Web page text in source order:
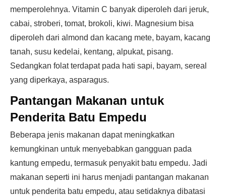
memperolehnya. Vitamin C banyak diperoleh dari jeruk,
cabai, stroberi, tomat, brokoli, kiwi. Magnesium bisa
diperoleh dari almond dan kacang mete, bayam, kacang
tanah, susu kedelai, kentang, alpukat, pisang.
Sedangkan folat terdapat pada hati sapi, bayam, sereal
yang diperkaya, asparagus.
Pantangan Makanan untuk
Penderita Batu Empedu
Beberapa jenis makanan dapat meningkatkan
kemungkinan untuk menyebabkan gangguan pada
kantung empedu, termasuk penyakit batu empedu. Jadi
makanan seperti ini harus menjadi pantangan makanan
untuk penderita batu empedu, atau setidaknya dibatasi